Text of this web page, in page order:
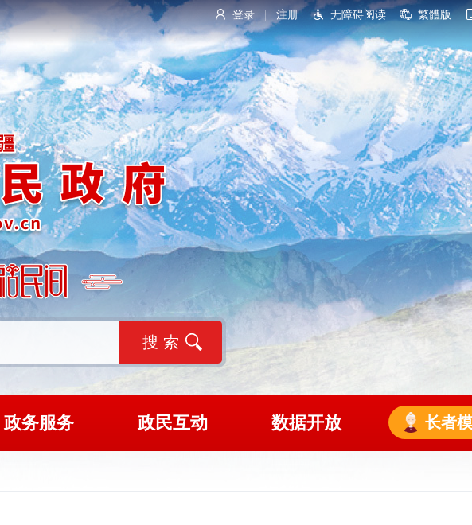
登录 注册 无障碍阅读 繁體版
政务服务 政民互动 数据开放 长者